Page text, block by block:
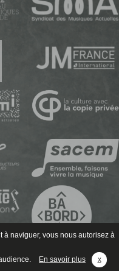
à naviguer, vous nous autorisez à
En savoir plus x